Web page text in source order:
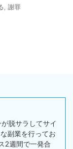
謝罪
脱サラしてサイ
副業を行ってお
2週間で一発合